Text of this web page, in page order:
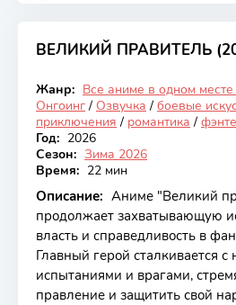
ВЕЛИКИЙ ПРАВИТЕЛЬ
Онгоинг
7.11
Жанр: Все аниме в одном
Онгоинг / Озвучка / боевые
приключения / романтика /
Год: 2026
Сезон: Зима 2026
Время: 22 мин
Описание: Аниме "Великий
продолжает захватывающую
власть и справедливость в
Главный герой сталкивается с
испытаниями и врагами,
правление и защитить свой